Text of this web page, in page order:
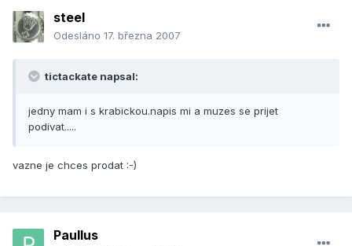
steel
Odesláno 17. března 2007
tictackate napsal:
jedny mam i s krabickou.napis mi a muzes se prijet
podivat.....
vazne je chces prodat :-)
Paullus